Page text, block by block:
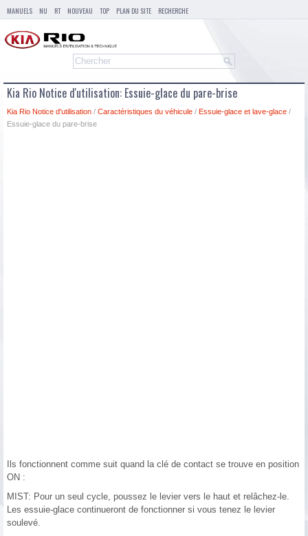
MANUELS NU RT NOUVEAU TOP PLAN DU SITE RECHERCHE
Kia Rio Notice d'utilisation: Essuie-glace du pare-brise
Kia Rio Notice d'utilisation / Caractéristiques du véhicule / Essuie-glace et lave-glace /
Essuie-glace du pare-brise
Ils fonctionnent comme suit quand la clé de contact se trouve en position
ON :
MIST: Pour un seul cycle, poussez le levier vers le haut et relâchez-le.
Les essuie-glace continueront de fonctionner si vous tenez le levier
soulevé.